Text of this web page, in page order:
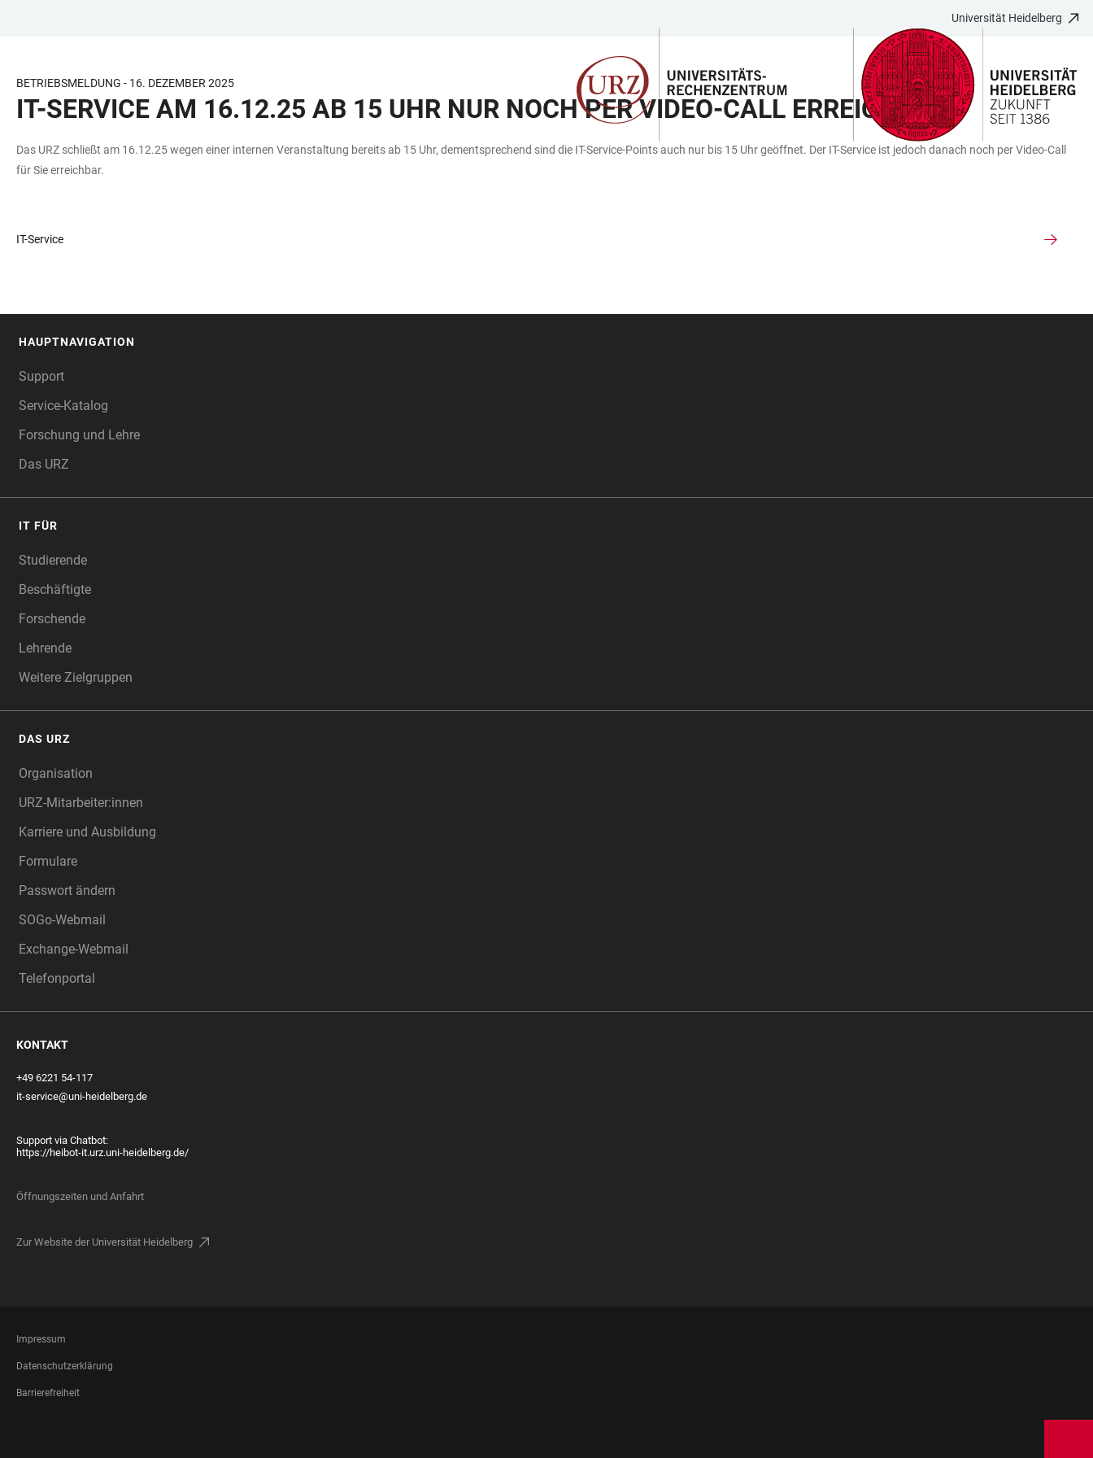
BARRIEREFREIHEIT
Universität Heidelberg
BETRIEBSMELDUNG - 16. DEZEMBER 2025
IT-SERVICE AM 16.12.25 AB 15 UHR NUR NOCH PER VIDEO-CALL ERREICHBAR
Das URZ schließt am 16.12.25 wegen einer internen Veranstaltung bereits ab 15 Uhr, dementsprechend sind die IT-Service-Points auch nur bis 15 Uhr geöffnet. Der IT-Service ist jedoch danach noch per Video-Call
für Sie erreichbar.
IT-Service
HAUPTNAVIGATION
Support
Service-Katalog
Forschung und Lehre
Das URZ
IT FÜR
Studierende
Beschäftigte
Forschende
Lehrende
Weitere Zielgruppen
DAS URZ
Organisation
URZ-Mitarbeiter:innen
Karriere und Ausbildung
Formulare
Passwort ändern
SOGo-Webmail
Exchange-Webmail
Telefonportal
KONTAKT
+49 6221 54-117
it-service@uni-heidelberg.de
Support via Chatbot:
https://heibot-it.urz.uni-heidelberg.de/
Öffnungszeiten und Anfahrt
Zur Website der Universität Heidelberg
FOOTER
LEGAL
Impressum
Datenschutzerklärung
Barrierefreiheit